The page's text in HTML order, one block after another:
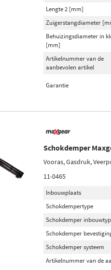
Lengte 2 [mm]
Zuigerstangdiameter
Behuizingsdiameter in
[mm]
Artikelnummer van de
aanbevolen artikel
Garantie
Schokdemper
Vooras, Gasdruk,
11-0465
Inbouwplaats
Schokdempertype
Schokdemper
Schokdemper
Schokdemper systeem
Artikelnummer van de